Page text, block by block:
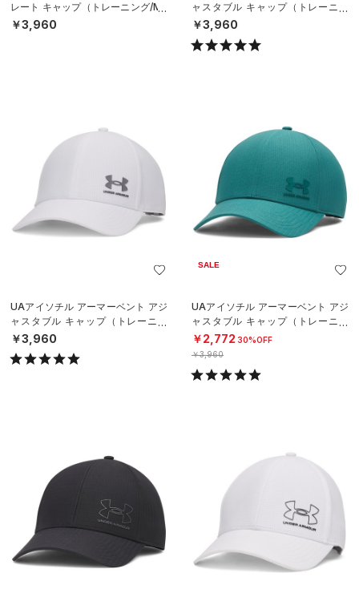
レート キャップ（トレーニング/ME
N）
￥3,960
ャスタブル キャップ（トレーニン
グ/MEN）
￥3,960
UAアイソチル アーマーベント アジ
ャスタブル キャップ（トレーニン
グ/MEN）
￥3,960
SALE
UAアイソチル アーマーベント アジ
ャスタブル キャップ（トレーニン
グ/MEN）
￥2,772 30%OFF
￥3,960